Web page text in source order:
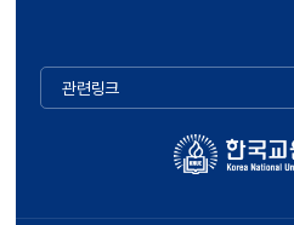
관련링크